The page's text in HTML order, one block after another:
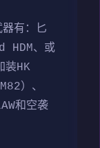
有：匕
HDM、或
装HK
）、
和空袭